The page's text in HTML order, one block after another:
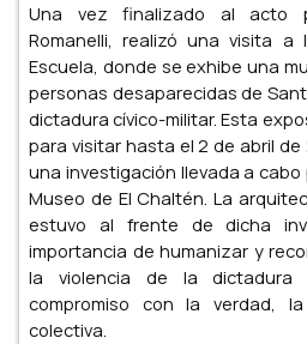
Una vez finalizado al acto
Romanelli, realizó una visita a
Escuela, donde se exhibe una
personas desaparecidas de
dictadura cívico-militar. Esta
para visitar hasta el 2 de abril
una investigación llevada a
Museo de El Chaltén. La
estuvo al frente de dicha
importancia de humanizar y
la violencia de la dictadura
compromiso con la verdad,
colectiva.